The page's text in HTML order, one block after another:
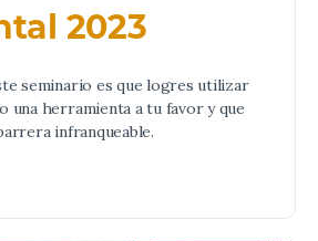
2023
seminario es que logres utilizar
una herramienta a tu favor y que
infranqueable.